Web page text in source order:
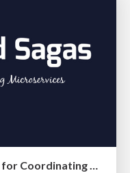
Distributed Sagas: A Protocol for Coordinating Microservices